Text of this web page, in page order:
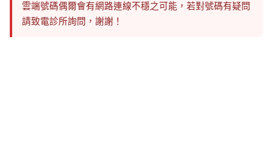
雲端號碼偶爾會有網路連線不穩之可能，若對號碼有疑問
請致電診所詢問，謝謝！